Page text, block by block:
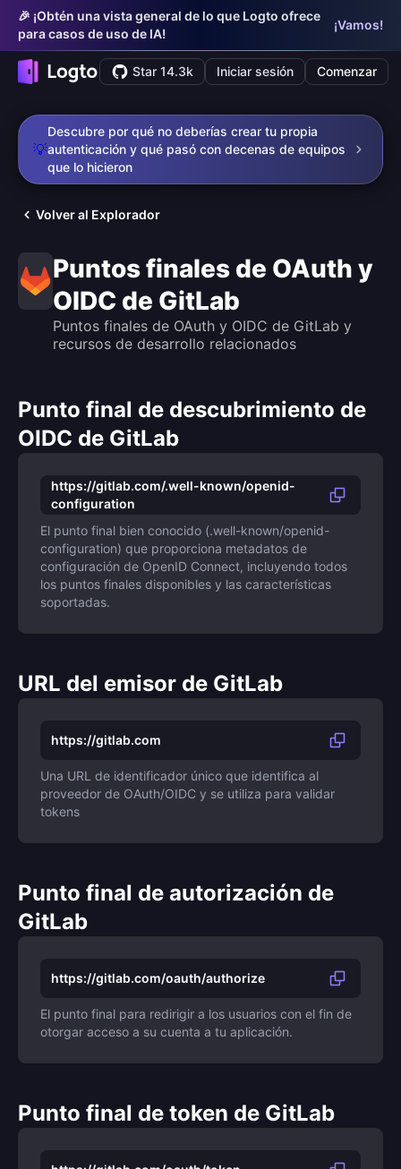
🎉 ¡Obtén una vista general de lo que Logto ofrece
para casos de uso de IA!
¡Vamos!
Star 14.3k Iniciar sesión Comenzar
💡
Descubre por qué no deberías crear tu propia
autenticación y qué pasó con decenas de equipos
que lo hicieron
Volver al Explorador
Puntos finales de OAuth y
OIDC de GitLab
Puntos finales de OAuth y OIDC de GitLab y
recursos de desarrollo relacionados
Punto final de descubrimiento de
OIDC de GitLab
https://gitlab.com/.well-known/openid-
configuration
El punto final bien conocido (.well-known/openid-
configuration) que proporciona metadatos de
configuración de OpenID Connect, incluyendo todos
los puntos finales disponibles y las características
soportadas.
URL del emisor de GitLab
https://gitlab.com
Una URL de identificador único que identifica al
proveedor de OAuth/OIDC y se utiliza para validar
tokens
Punto final de autorización de
GitLab
https://gitlab.com/oauth/authorize
El punto final para redirigir a los usuarios con el fin de
otorgar acceso a su cuenta a tu aplicación.
Punto final de token de GitLab